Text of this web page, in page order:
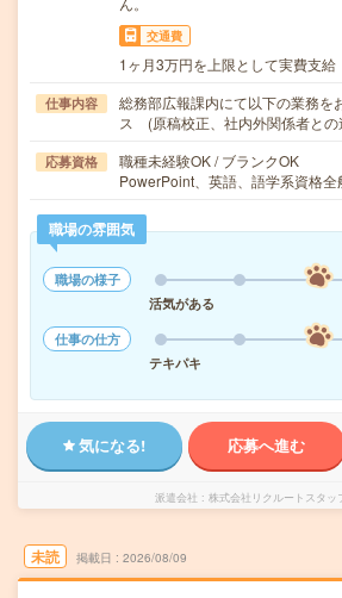
交通費
1ヶ月3万円を上限として実費支給
仕事内容
総務部広報課内にて以下の業務を
ス (原稿校正、社内外関係者と
応募資格
職種未経験OK / ブランクOK
PowerPoint、英語、語学系資格全
職場の雰囲気
職場の様子
活気がある
仕事の仕方
テキパキ
気になる! 応募へ進む
派遣会社 株式会社リクルートスタッ
未読 掲載日 2026/08/09